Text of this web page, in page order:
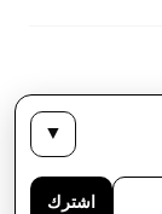
▼
اشترك